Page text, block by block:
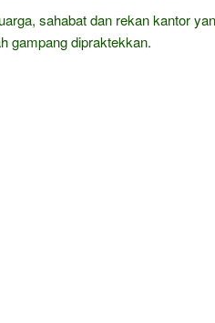
sahabat dan rekan kantor
gampang dipraktekkan.